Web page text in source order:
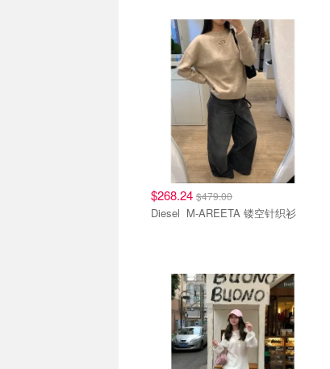
$268.24 $479.00
Diesel M-AREETA 镂空针织衫